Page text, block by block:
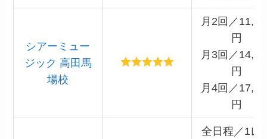
シアーミュー
ジック 高田馬
場校
月2回／
円
月3回／
円
月4回／
円
全日程／1レ